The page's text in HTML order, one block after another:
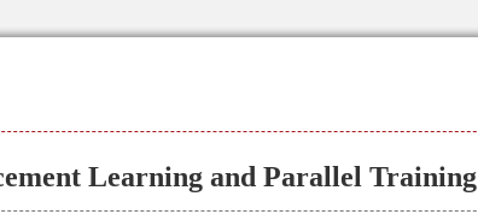
Learning and Parallel Training